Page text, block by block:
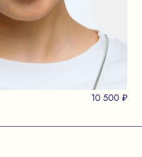
10 500 ₽